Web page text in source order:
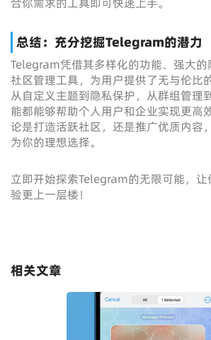
总结：充分挖掘Telegram的潜力
Telegram凭借其多样化的功能、强大
社区管理工具，为用户提供了无与伦比
从自定义主题到隐私保护，从群组管理
能都能够帮助个人用户和企业实现更高
论是打造活跃社区，还是推广优质内容
为你的理想选择。
立即开始探索Telegram的无限可能，
验更上一层楼！
相关文章